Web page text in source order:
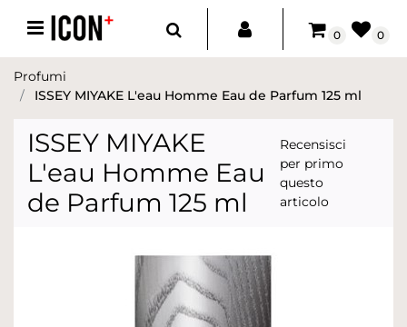
Open menu
0 0
Profumi
ISSEY MIYAKE L'eau Homme Eau de Parfum 125 ml
ISSEY MIYAKE
L'eau Homme Eau
de Parfum 125 ml
Recensisci
per primo
questo
articolo